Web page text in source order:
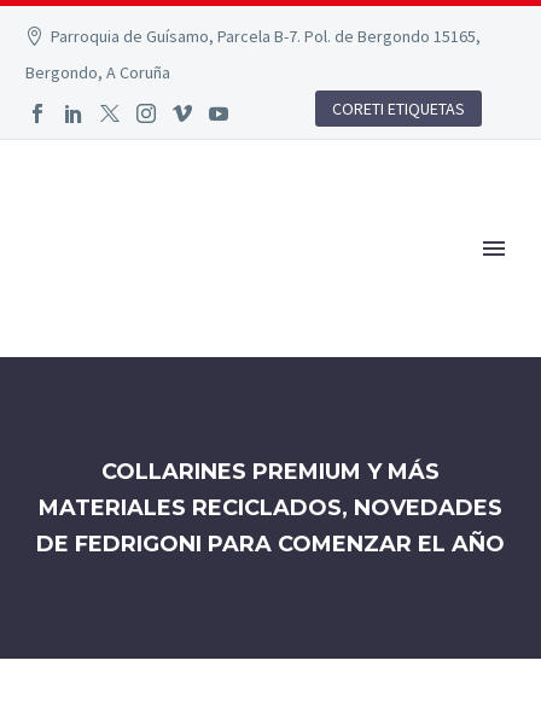
Parroquia de Guísamo, Parcela B-7. Pol. de Bergondo 15165,
Bergondo, A Coruña
CORETI ETIQUETAS
COLLARINES PREMIUM Y MÁS
MATERIALES RECICLADOS, NOVEDADES
DE FEDRIGONI PARA COMENZAR EL AÑO